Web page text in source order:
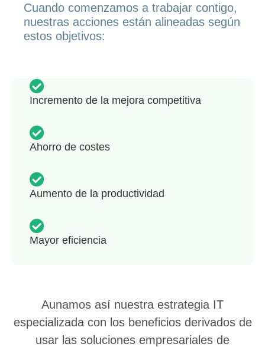
Cuando comenzamos a trabajar contigo,
nuestras acciones están alineadas según
estos objetivos:
Incremento de la mejora competitiva
Ahorro de costes
Aumento de la productividad
Mayor eficiencia
Aunamos así nuestra estrategia IT
especializada con los beneficios derivados de
usar las soluciones empresariales de